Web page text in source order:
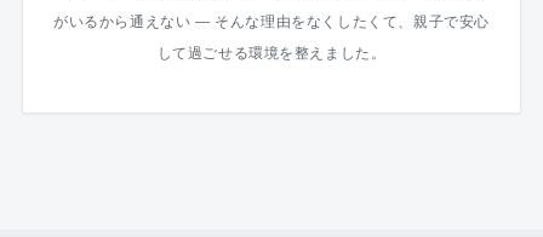
がいるから通えない — そんな理由をなくしたくて、親子で安心
して過ごせる環境を整えました。